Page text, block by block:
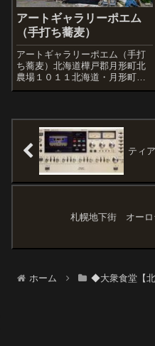
アートギャラリーポエム
（手打ち蕎麦）
アートギャラリーポエム（手打
ち蕎麦）北海道樺戸郡月形町北
農場１０１１北海道・月形町。
国道275号沿いに一軒の店が現れ
ーポエム」 と呼ばれている。ギ
ャラリーのような名だが、実際
は手打...
ティ
札幌地下街 オーロ
ホーム ◆大衆食堂【北